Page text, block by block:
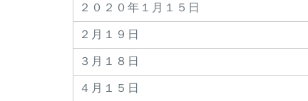
２０２０年１月１５日
２月１９日
３月１８日
４月１５日